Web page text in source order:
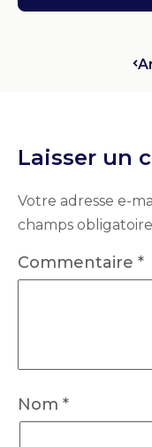
Laisser un
Votre adresse e-
champs
Commentaire *
Nom *